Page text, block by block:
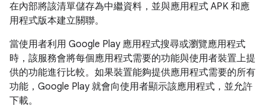
在內部將該清單儲存為中繼資料，並與應用程式 APK 和應
用程式版本建立關聯。
當使用者利用 Google Play 應用程式搜尋或瀏覽應用程式
時，該服務會將每個應用程式需要的功能與使用者裝置上提
供的功能進行比較。如果裝置能夠提供應用程式需要的所有
功能，Google Play 就會向使用者顯示該應用程式，並允許
下載。